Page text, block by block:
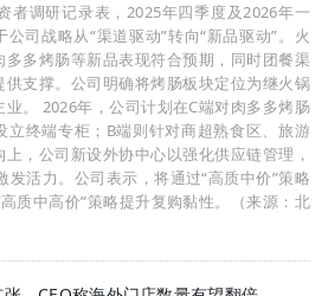
者调研记录表，2025年四季度及2026年一
司战略从“渠道驱动”转向“新品驱动”。火
多烤肠等新品表现符合预期，同时团餐渠
支撑。公司明确将烤肠板块定位为继火锅
。 2026年，公司计划在C端对肉多多烤肠
立终端专柜；B端则针对商超熟食区、旅游
，公司新设外协中心以强化供应链管理，
发活力。公司表示，将通过“高质中价”策略
质中高价”策略提升复购黏性。（来源：北